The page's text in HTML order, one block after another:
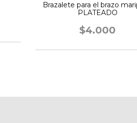
Brazalete para el brazo
PLATEADO
$4.000